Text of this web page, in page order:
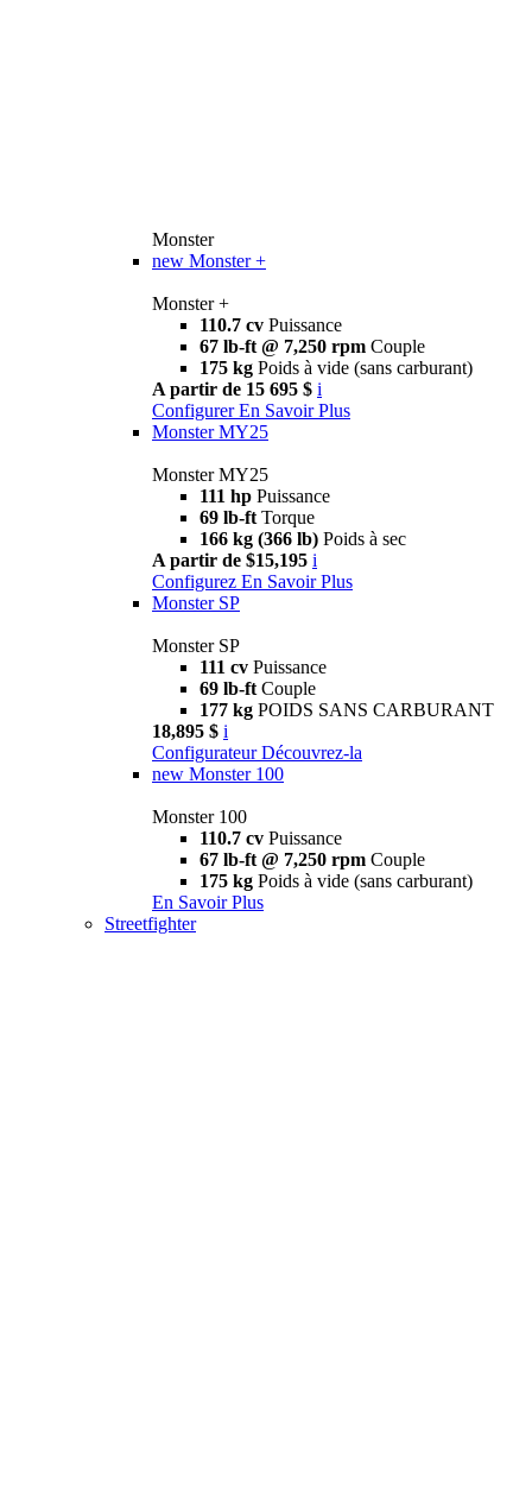
Monster
new Monster +
Monster +
110.7 cv Puissance
67 lb-ft @ 7,250 rpm Couple
175 kg Poids à vide (sans carburant)
A partir de 15 695 $ i
Configurer En Savoir Plus
Monster MY25
Monster MY25
111 hp Puissance
69 lb-ft Torque
166 kg (366 lb) Poids à sec
A partir de $15,195 i
Configurez En Savoir Plus
Monster SP
Monster SP
111 cv Puissance
69 lb-ft Couple
177 kg POIDS SANS CARBURANT
18,895 $ i
Configurateur Découvrez-la
new Monster 100
Monster 100
110.7 cv Puissance
67 lb-ft @ 7,250 rpm Couple
175 kg Poids à vide (sans carburant)
En Savoir Plus
Streetfighter